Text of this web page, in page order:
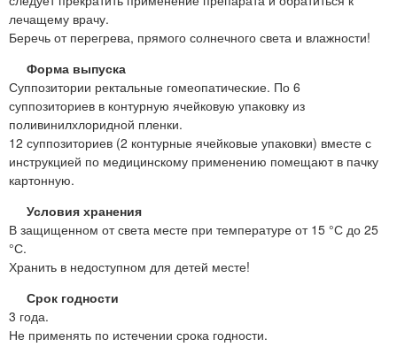
лечащему врачу.
Беречь от перегрева, прямого солнечного света и влажности!
Форма выпуска
Суппозитории ректальные гомеопатические. По 6
суппозиториев в контурную ячейковую упаковку из
поливинилхлоридной пленки.
12 суппозиториев (2 контурные ячейковые упаковки) вместе с
инструкцией по медицинскому применению помещают в пачку
картонную.
Условия хранения
В защищенном от света месте при температуре от 15 °С до 25
°С.
Хранить в недоступном для детей месте!
Срок годности
3 года.
Не применять по истечении срока годности.